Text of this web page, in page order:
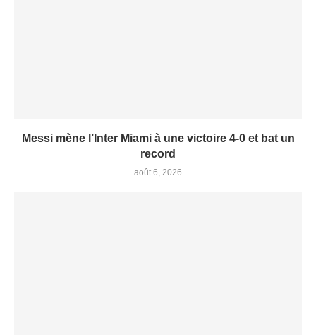
Messi mène l’Inter Miami à une victoire 4-0 et bat un
record
août 6, 2026